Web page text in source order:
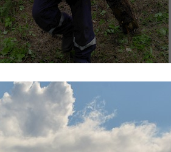
Мы любим свой край